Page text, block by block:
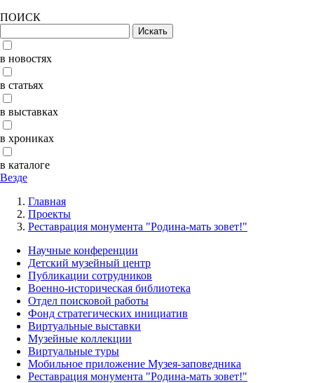
ПОИСК
в новостях
в статьях
в выставках
в хрониках
в каталоге
Везде
Главная
Проекты
Реставрация монумента "Родина-мать зовет!"
Научные конференции
Детский музейный центр
Публикации сотрудников
Военно-историческая библиотека
Отдел поисковой работы
Фонд стратегических инициатив
Виртуальные выставки
Музейные коллекции
Виртуальные туры
Мобильное приложение Музея-заповедника
Реставрация монумента "Родина-мать зовет!"